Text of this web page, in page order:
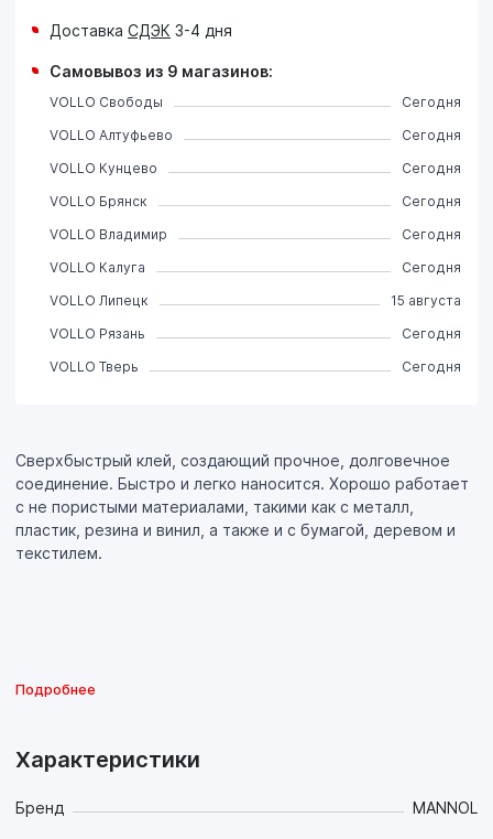
Сверхбыстрый клей, создающий прочное, долговечное
соединение. Быстро и легко наносится. Хорошо работает
с не пористыми материалами, такими как с металл,
пластик, резина и винил, а также и с бумагой, деревом и
текстилем.
Подробнее
Характеристики
Бренд MANNOL
Доставка СДЭК 3-4 дня
Самовывоз из 9 магазинов:
VOLLO Свободы
Сегодня
VOLLO Алтуфьево
Сегодня
VOLLO Кунцево
Сегодня
VOLLO Брянск
Сегодня
VOLLO Владимир
Сегодня
VOLLO Калуга
Сегодня
VOLLO Липецк
15 августа
VOLLO Рязань
Сегодня
VOLLO Тверь
Сегодня